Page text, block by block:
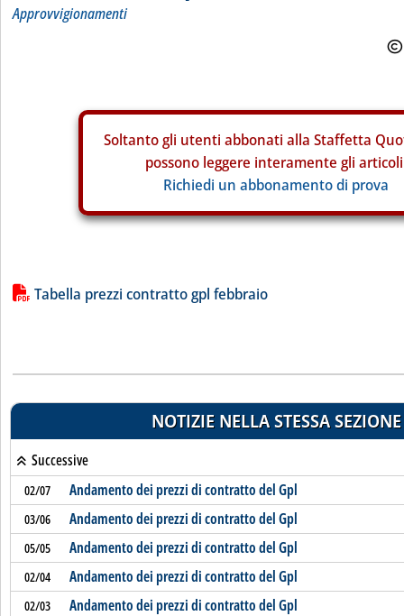
Approvvigionamenti
Soltanto gli utenti abbonati alla Staffetta
possono leggere interamente gli
Richiedi un abbonamento di prova
Lista allegati PDF alla notizia
Tabella prezzi contratto gpl febbraio
NOTIZIE NELLA STESSA SEZIONE
Successive
02/07 Andamento dei prezzi di contratto del Gpl
03/06 Andamento dei prezzi di contratto del Gpl
05/05 Andamento dei prezzi di contratto del Gpl
02/04 Andamento dei prezzi di contratto del Gpl
02/03 Andamento dei prezzi di contratto del Gpl